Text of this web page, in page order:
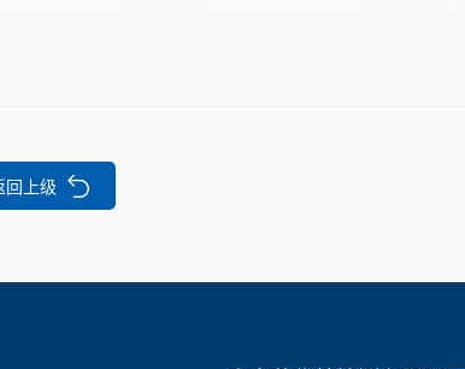
回上级